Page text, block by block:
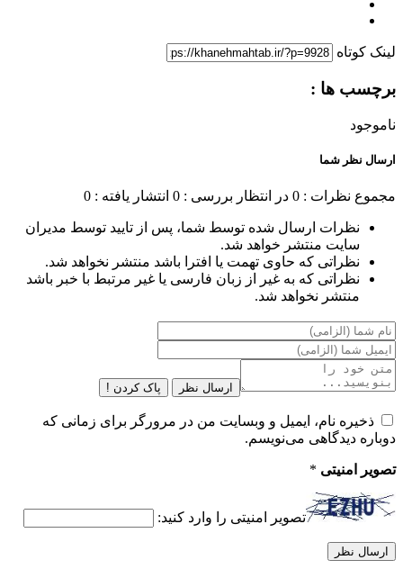
لینک کوتاه
برچسب ها :
ناموجود
ارسال نظر شما
مجموع نظرات : 0 در انتظار بررسی : 0 انتشار یافته : 0
نظرات ارسال شده توسط شما، پس از تایید توسط مدیران
سایت منتشر خواهد شد.
نظراتی که حاوی تهمت یا افترا باشد منتشر نخواهد شد.
نظراتی که به غیر از زبان فارسی یا غیر مرتبط با خبر باشد
منتشر نخواهد شد.
ارسال نظر پاک کردن !
ذخیره نام، ایمیل و وبسایت من در مرورگر برای زمانی که
دوباره دیدگاهی می‌نویسم.
تصویر امنیتی *
تصویر امنیتی را وارد کنید: